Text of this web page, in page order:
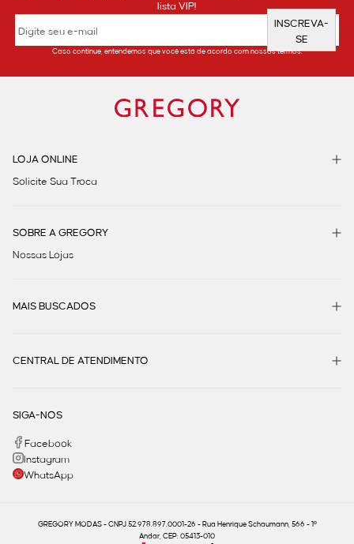
lista VIP!
INSCREVA-
SE
Caso continue, entendemos que você está de acordo com nossos termos.
LOJA ONLINE
Solicite Sua Troca
SOBRE A GREGORY
Nossas Lojas
MAIS BUSCADOS
CENTRAL DE ATENDIMENTO
SIGA-NOS
Facebook
Instagram
WhatsApp
GREGORY MODAS - CNPJ 52.978.897.0001-26 - Rua Henrique Schaumann, 566 - 1º
Andar, CEP: 05413-010